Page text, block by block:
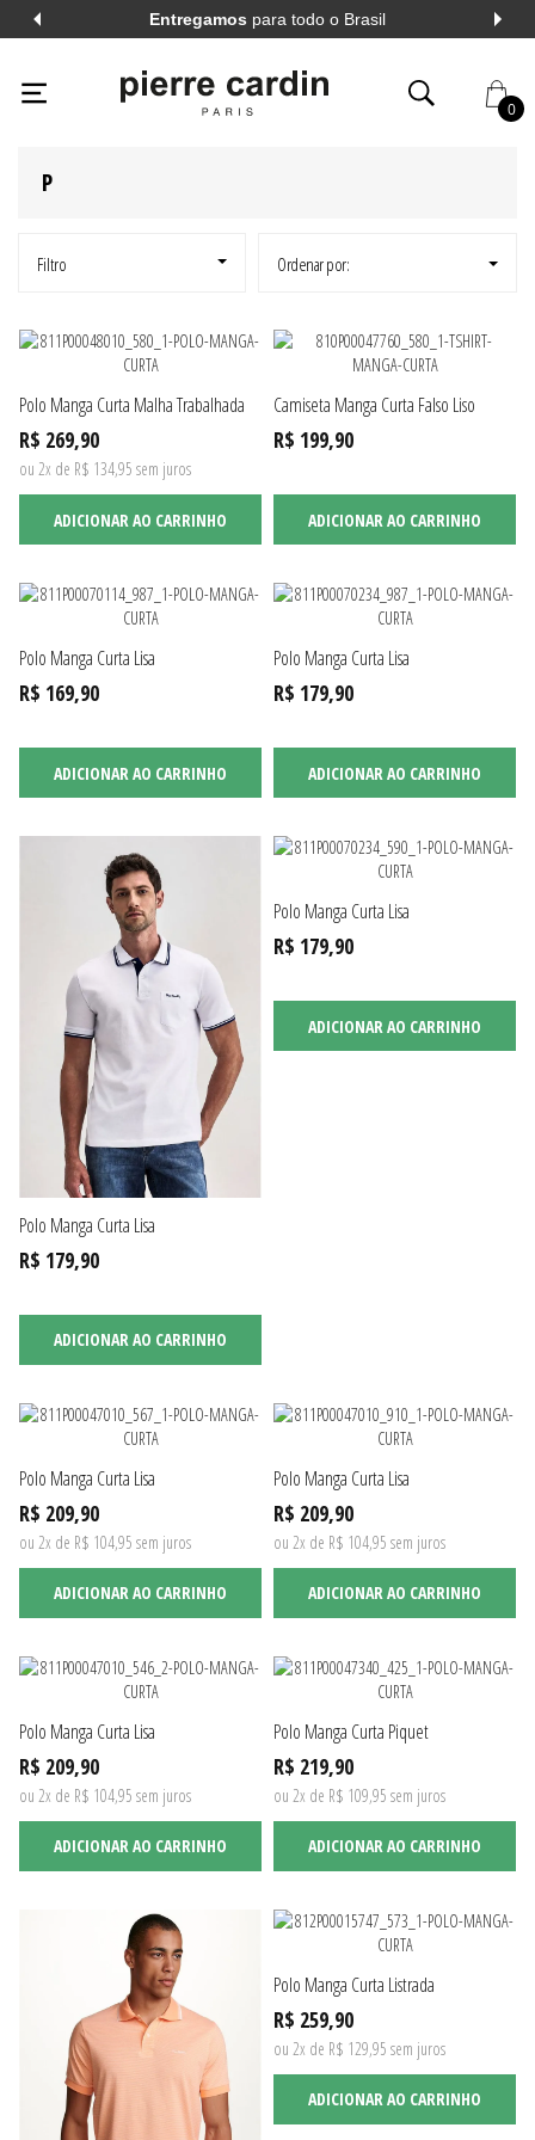
Entregamos para todo o Brasil
0
LONGA VER TODOS
CURTA VER TODOS
PIERRECARDIN HOMEM POLOS BUSCA: P
Filtro
P
Ordenar por:
Polo Manga Curta Malha Trabalhada
R$ 269,90
ou 2x de R$ 134,95 sem juros
ADICIONAR AO CARRINHO
Camiseta Manga Curta Falso Liso
R$ 199,90
ADICIONAR AO CARRINHO
Polo Manga Curta Lisa
R$ 169,90
ADICIONAR AO CARRINHO
Polo Manga Curta Lisa
R$ 179,90
ADICIONAR AO CARRINHO
Polo Manga Curta Lisa
R$ 179,90
ADICIONAR AO CARRINHO
Polo Manga Curta Lisa
R$ 179,90
ADICIONAR AO CARRINHO
Polo Manga Curta Lisa
R$ 209,90
ou 2x de R$ 104,95 sem juros
ADICIONAR AO CARRINHO
Polo Manga Curta Lisa
R$ 209,90
ou 2x de R$ 104,95 sem juros
ADICIONAR AO CARRINHO
Polo Manga Curta Lisa
R$ 209,90
ou 2x de R$ 104,95 sem juros
ADICIONAR AO CARRINHO
Polo Manga Curta Piquet
R$ 219,90
ou 2x de R$ 109,95 sem juros
ADICIONAR AO CARRINHO
Polo Manga Curta Listrada
R$ 259,90
ou 2x de R$ 129,95 sem juros
ADICIONAR AO CARRINHO